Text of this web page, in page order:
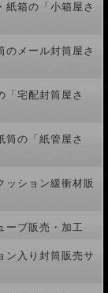
紙箱の「小箱屋さ
のメール封筒屋さ
「宅配封筒屋さ
筒の「紙管屋さ
ッション緩衝材販
ーブ販売・加工
ン入り封筒販売サ